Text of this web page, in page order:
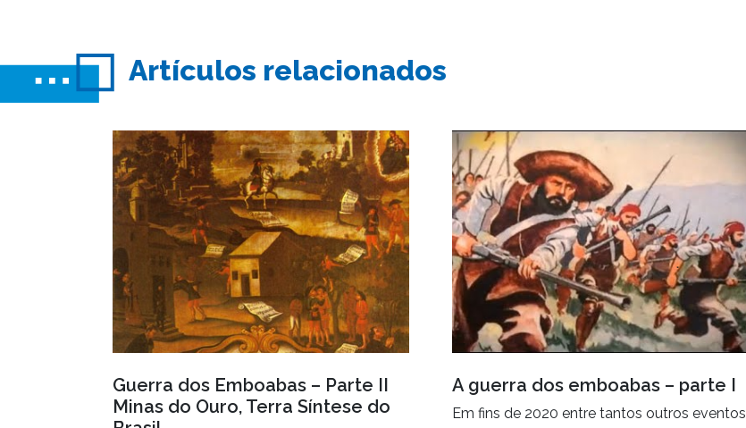
Artículos relacionados
Guerra dos Emboabas – Parte II
Minas do Ouro, Terra Síntese do
A guerra dos emboabas – parte I
Em fins de 2020 entre tantos outros eventos